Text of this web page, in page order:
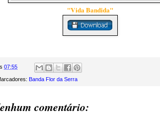
"Vida Bandida"
07:55
Banda Flor da Serra
comentário: